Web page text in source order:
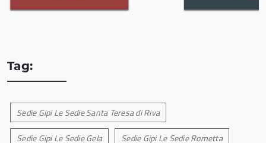
Tag:
Sedie Gipi Le Sedie Santa Teresa di Riva
Sedie Gipi Le Sedie Gela Sedie Gipi Le Sedie Rometta